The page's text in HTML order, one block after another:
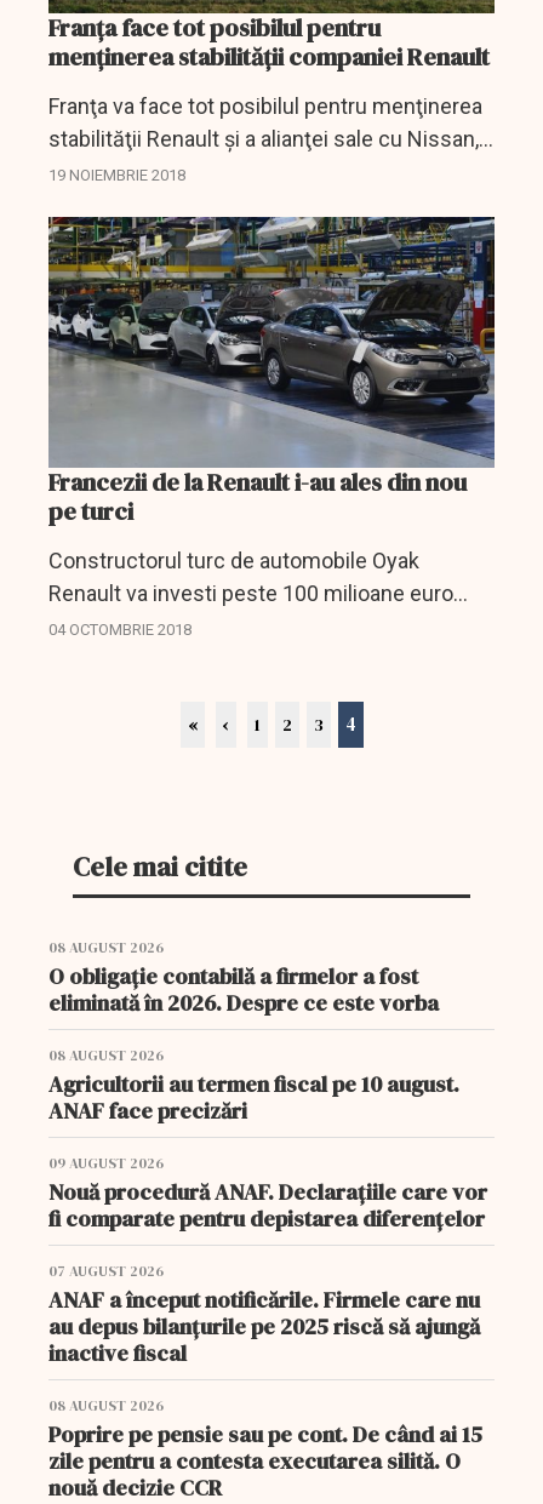
Franța face tot posibilul pentru
menținerea stabilității companiei Renault
Franţa va face tot posibilul pentru menţinerea
stabilităţii Renault şi a alianţei sale cu Nissan, a
afirmat luni preşedintele Emmanuel Macron,
19 NOIEMBRIE 2018
Francezii de la Renault i-au ales din nou
pe turci
Constructorul turc de automobile Oyak
Renault va investi peste 100 milioane euro
într-o fabrică de aluminiu pentru automobile
04 OCTOMBRIE 2018
« ‹ 1 2 3 4
Cele mai citite
08 AUGUST 2026
O obligație contabilă a firmelor a fost
eliminată în 2026. Despre ce este vorba
08 AUGUST 2026
Agricultorii au termen fiscal pe 10 august.
ANAF face precizări
09 AUGUST 2026
Nouă procedură ANAF. Declarațiile care vor
fi comparate pentru depistarea diferențelor
07 AUGUST 2026
ANAF a început notificările. Firmele care nu
au depus bilanțurile pe 2025 riscă să ajungă
inactive fiscal
08 AUGUST 2026
Poprire pe pensie sau pe cont. De când ai 15
zile pentru a contesta executarea silită. O
nouă decizie CCR